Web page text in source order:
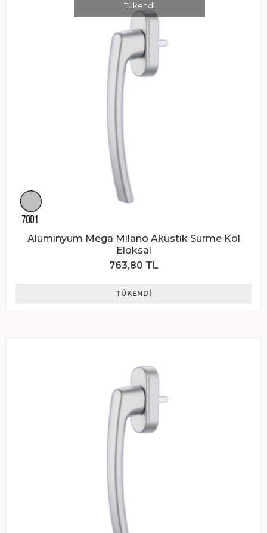
Tükendi
Alüminyum Mega Milano Akustik Sürme Kol
Eloksal
763,80 TL
TÜKENDI